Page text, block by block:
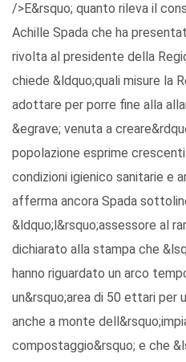
/>E&rsquo; quanto rileva il
Achille Spada che ha
rivolta al presidente della
chiede &ldquo;quali misure la
adottare per porre fine alla
&egrave; venuta a
popolazione esprime
condizioni igienico sanitarie e
afferma ancora Spada
&ldquo;l&rsquo;assessore al
dichiarato alla stampa che
hanno riguardato un arco
un&rsquo;area di 50 ettari per
anche a monte
compostaggio&rsquo; e che